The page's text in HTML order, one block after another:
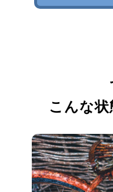
こんな状